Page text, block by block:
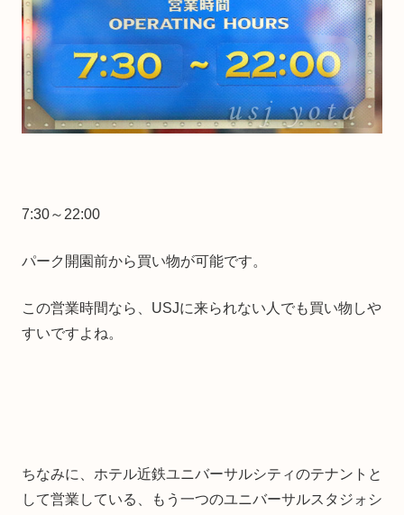
7:30～22:00
パーク開園前から買い物が可能です。
この営業時間なら、USJに来られない人でも買い物しや
すいですよね。
ちなみに、ホテル近鉄ユニバーサルシティのテナントと
して営業している、もう一つのユニバーサルスタジォシ